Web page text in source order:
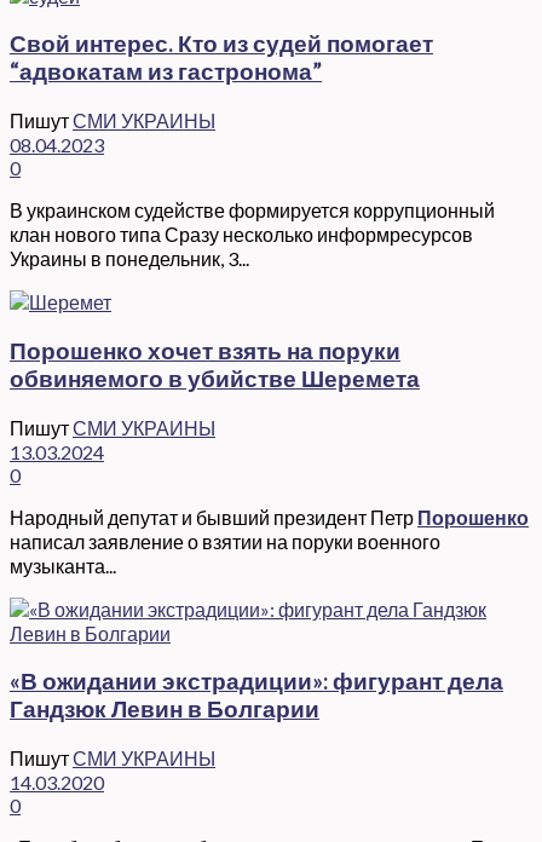
Свой интерес. Кто из судей помогает
“адвокатам из гастронома”
ПишутСМИ УКРАИНЫ
08.04.2023
0
В украинском судействе формируется коррупционный
клан нового типа Сразу несколько информресурсов
Украины в понедельник, 3...
Порошенко хочет взять на поруки
обвиняемого в убийстве Шеремета
ПишутСМИ УКРАИНЫ
13.03.2024
0
Народный депутат и бывший президент Петр Порошенко
написал заявление о взятии на поруки военного
музыканта...
«В ожидании экстрадиции»: фигурант дела
Гандзюк Левин в Болгарии
ПишутСМИ УКРАИНЫ
14.03.2020
0